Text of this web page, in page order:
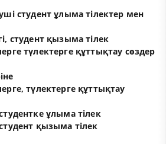
студент ұлыма тілектер мен
студент қызыма тілек
түлектерге құттықтау сөздер
түлектерге құттықтау
ұлыма тілек
қызыма тілек